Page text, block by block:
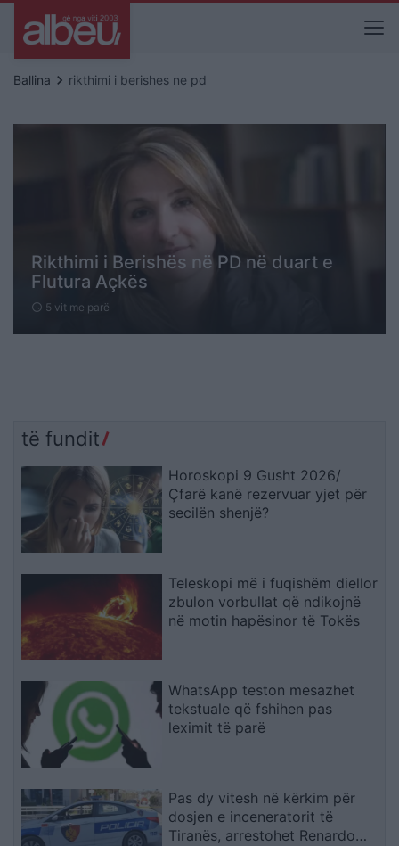
Ballina keyboard_arrow_right rikthimi i berishes ne pd
Rikthimi i Berishës në PD në duart e
Flutura Açkës
schedule 5 vit me parë
të fundit
Horoskopi 9 Gusht 2026/
Çfarë kanë rezervuar yjet për
secilën shenjë?
Teleskopi më i fuqishëm diellor
zbulon vorbullat që ndikojnë
në motin hapësinor të Tokës
WhatsApp teston mesazhet
tekstuale që fshihen pas
leximit të parë
Pas dy vitesh në kërkim për
dosjen e inceneratorit të
Tiranës, arrestohet Renardo